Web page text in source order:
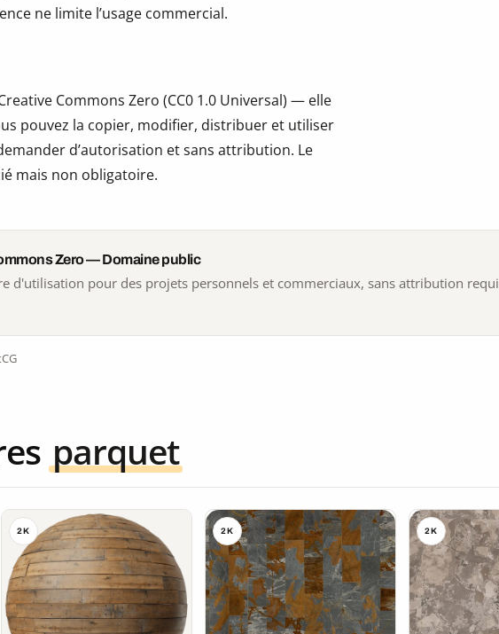
ne limite l’usage commercial.
Commons Zero (CC0 1.0 Universal) — elle
pouvez la copier, modifier, distribuer et utiliser
d’autorisation et sans attribution. Le
mais non obligatoire.
Zero — Domaine public
d'utilisation pour des projets personnels et commerciaux, sans attribution
parquet
2K 2K 2K